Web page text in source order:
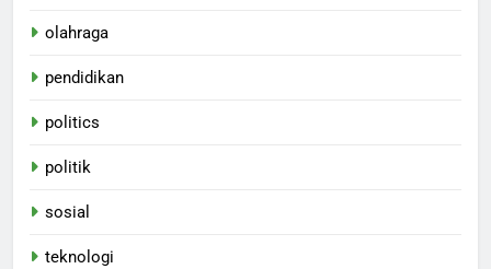
olahraga
pendidikan
politics
politik
sosial
teknologi